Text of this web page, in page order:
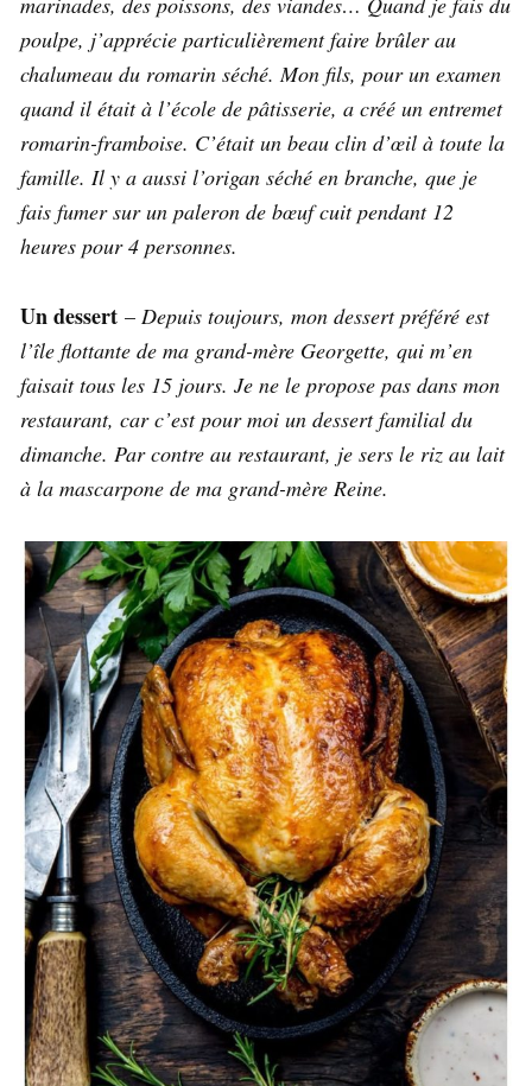
poulpe, j’apprécie particulièrement faire brûler au
chalumeau du romarin séché. Mon fils, pour un examen
quand il était à l’école de pâtisserie, a créé un entremet
romarin-framboise. C’était un beau clin d’œil à toute la
famille. Il y a aussi l’origan séché en branche, que je
fais fumer sur un paleron de bœuf cuit pendant 12
heures pour 4 personnes.
Un dessert – Depuis toujours, mon dessert préféré est
l’île flottante de ma grand-mère Georgette, qui m’en
faisait tous les 15 jours. Je ne le propose pas dans mon
restaurant, car c’est pour moi un dessert familial du
dimanche. Par contre au restaurant, je sers le riz au lait
à la mascarpone de ma grand-mère Reine.